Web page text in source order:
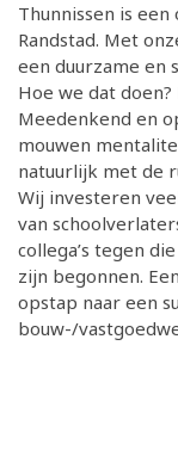
Thunnissen is
Randstad. Met
een duurzame en
Hoe we dat
Meedenkend en
mouwen
natuurlijk met de
Wij investeren
van
collega’s tegen
zijn begonnen.
opstap naar een
bouw-/